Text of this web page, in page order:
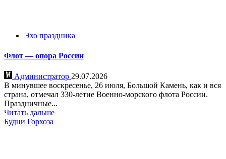
Эхо праздника
Флот — опора России
Администратор 29.07.2026
В минувшее воскресенье, 26 июля, Большой Камень, как и вся
страна, отмечал 330-летие Военно-морского флота России.
Праздничные...
Читать дальше
Будни Горхоза